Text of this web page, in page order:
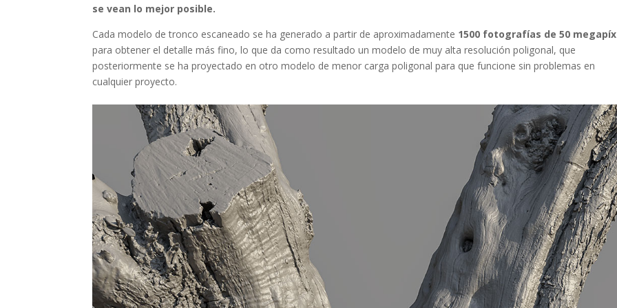
se vean lo mejor posible.
Cada modelo de tronco escaneado se ha generado a partir de aproximadamente 1500 fotografías de 50
para obtener el detalle más fino, lo que da como resultado un modelo de muy alta resolución poligonal, que
posteriormente se ha proyectado en otro modelo de menor carga poligonal para que funcione sin problemas en
cualquier proyecto.